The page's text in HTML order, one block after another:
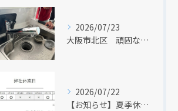
2026/07/23
大阪市北区 頑固な水アカはなかなか取れない・・・
2026/07/22
【お知らせ】夏季休業日のお知らせ【２０２６年】